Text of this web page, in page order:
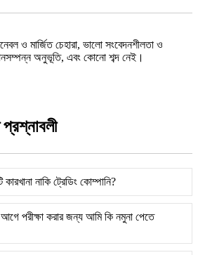
ও মার্জিত চেহারা, ভালো সংবেদনশীলতা ও
অনুভূতি, এবং কোনো শব্দ নেই।
নাকি ট্রেডিং কোম্পানি?
পরীক্ষা করার জন্য আমি কি নমুনা পেতে